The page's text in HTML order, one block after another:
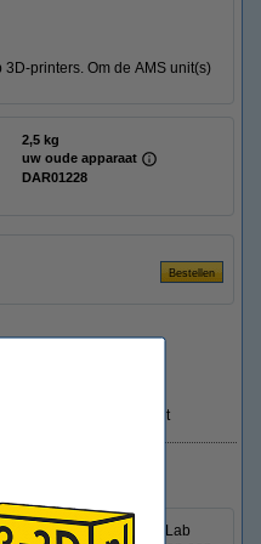
printers. Om de AMS unit(s)
2,5 kg
uw oude apparaat
DAR01228
Tijdelijk uitverkocht
voor uw huidige Bambu Lab